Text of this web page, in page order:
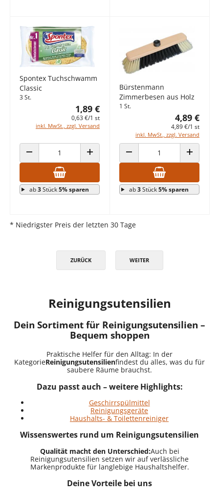
Spontex Tuchschwamm
Classic
3 St.
1,89 €
0,63 €/1 st
inkl. MwSt., zzgl. Versand
ANZAHL VERRINGERN ANZAHL ERHÖHEN
ab3Stück5% sparen
Bürstenmann
Zimmerbesen aus Holz
1 St.
4,89 €
4,89 €/1 st
inkl. MwSt., zzgl. Versand
ANZAHL VERRINGERN ANZAHL
ab3Stück5% sparen
* Niedrigster Preis der letzten 30 Tage
ZURÜCK WEITER
Reinigungsutensilien
Dein Sortiment für Reinigungsutensilien –
Bequem shoppen
Praktische Helfer für den Alltag: In der
KategorieReinigungsutensilienfindest du alles, was du für
saubere Räume brauchst.
Dazu passt auch – weitere Highlights:
Geschirrspülmittel
Reinigungsgeräte
Haushalts- & Toilettenreiniger
Wissenswertes rund um Reinigungsutensilien
Qualität macht den Unterschied:Auch bei
Reinigungsutensilien setzen wir auf verlässliche
Markenprodukte für langlebige Haushaltshelfer.
Deine Vorteile bei uns